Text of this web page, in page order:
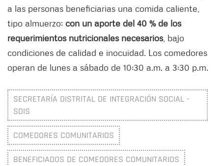
a las personas beneficiarias una comida caliente,
tipo almuerzo; con un aporte del 40 % de los
requerimientos nutricionales necesarios, bajo
condiciones de calidad e inocuidad. Los comedores
operan de lunes a sábado de 10:30 a.m. a 3:30 p.m.
SECRETARÍA DISTRITAL DE INTEGRACIÓN SOCIAL -
SDIS
COMEDORES COMUNITARIOS
BENEFICIADOS DE COMEDORES COMUNITARIOS